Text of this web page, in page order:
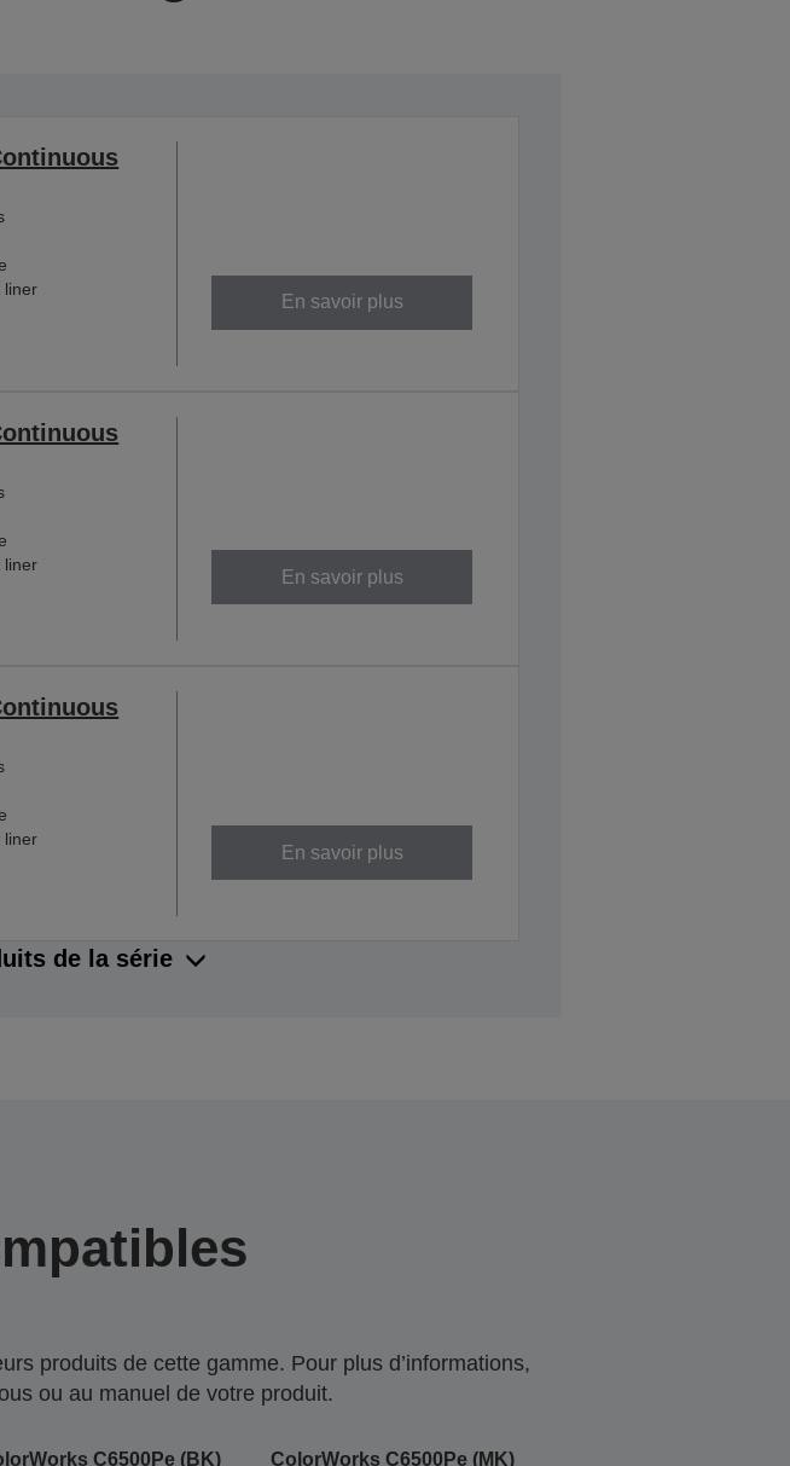
liner
En savoir plus
liner
En savoir plus
liner
En savoir plus
de la série
produits de cette gamme. Pour plus d’informations,
ou au manuel de votre produit.
C6500Pe (BK) ColorWorks C6500Pe (MK)